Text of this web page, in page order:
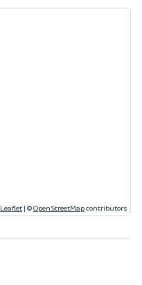
Leaflet | ©OpenStreetMapcontributors